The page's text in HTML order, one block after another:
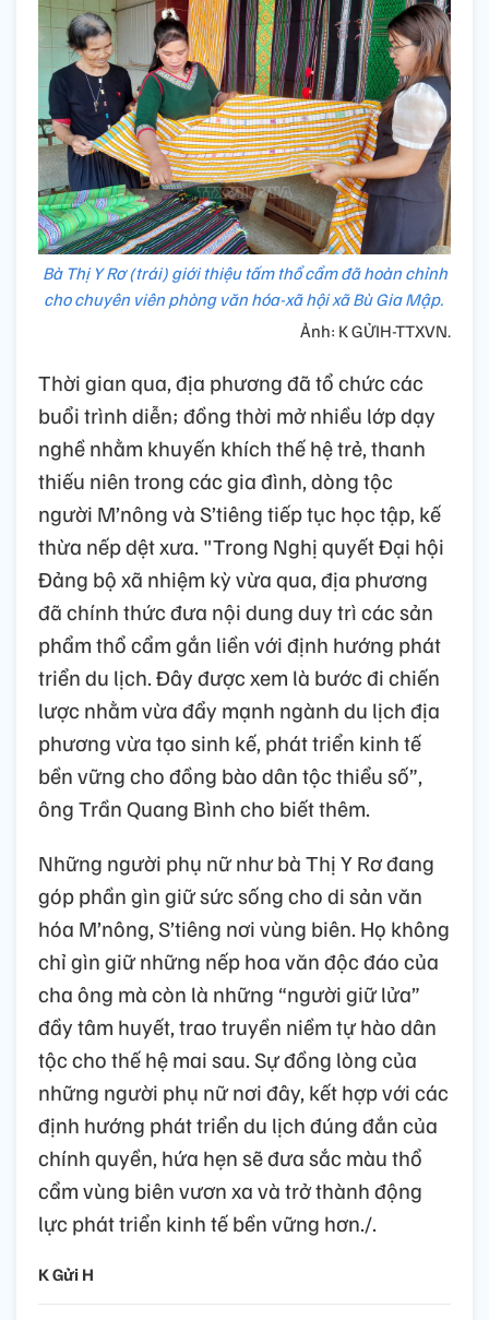
Bà Thị Y Rơ (trái) giới thiệu tấm thổ cẩm đã hoàn chỉnh
cho chuyên viên phòng văn hóa-xã hội xã Bù Gia Mập.
Ảnh: K GỬIH-TTXVN.
Thời gian qua, địa phương đã tổ chức các
buổi trình diễn; đồng thời mở nhiều lớp dạy
nghề nhằm khuyến khích thế hệ trẻ, thanh
thiếu niên trong các gia đình, dòng tộc
người M’nông và S’tiêng tiếp tục học tập, kế
thừa nếp dệt xưa. "Trong Nghị quyết Đại hội
Đảng bộ xã nhiệm kỳ vừa qua, địa phương
đã chính thức đưa nội dung duy trì các sản
phẩm thổ cẩm gắn liền với định hướng phát
triển du lịch. Đây được xem là bước đi chiến
lược nhằm vừa đẩy mạnh ngành du lịch địa
phương vừa tạo sinh kế, phát triển kinh tế
bền vững cho đồng bào dân tộc thiểu số”,
ông Trần Quang Bình cho biết thêm.
Những người phụ nữ như bà Thị Y Rơ đang
góp phần gìn giữ sức sống cho di sản văn
hóa M’nông, S’tiêng nơi vùng biên. Họ không
chỉ gìn giữ những nếp hoa văn độc đáo của
cha ông mà còn là những “người giữ lửa”
đầy tâm huyết, trao truyền niềm tự hào dân
tộc cho thế hệ mai sau. Sự đồng lòng của
những người phụ nữ nơi đây, kết hợp với các
định hướng phát triển du lịch đúng đắn của
chính quyền, hứa hẹn sẽ đưa sắc màu thổ
cẩm vùng biên vươn xa và trở thành động
lực phát triển kinh tế bền vững hơn./.
K Gửi H